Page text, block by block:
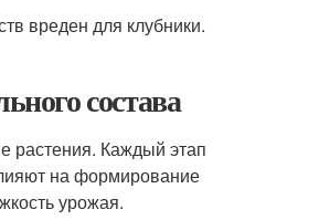
вреден для клубники.
состава
растения. Каждый этап
на формирование
урожая.